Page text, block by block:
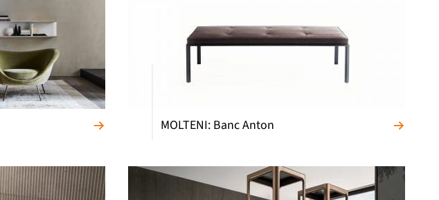
MOLTENI: Banc Anton